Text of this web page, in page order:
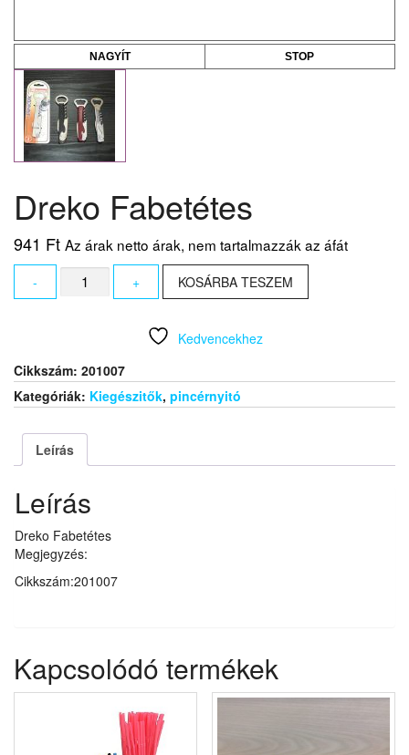
NAGYÍT STOP
Dreko Fabetétes
941 Ft Az árak netto árak, nem tartalmazzák az áfát
-
Dreko
Fabetétes
+ KOSÁRBA TESZEM
Kedvencekhez
Cikkszám: 201007
Kategóriák: Kiegészitők, pincérnyitó
Leírás
Leírás
Dreko Fabetétes
Megjegyzés:
Cikkszám:201007
Kapcsolódó termékek